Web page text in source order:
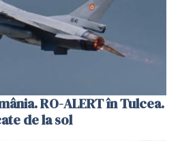
RO-ALERT în Tulcea.
de la sol